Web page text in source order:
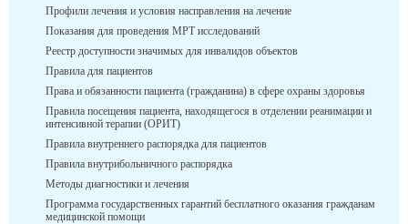
Профили лечения и условия насправления на лечение
Показания для проведения МРТ исследований
Реестр доступности значимых для инвалидов объектов
Правила для пациентов
Права и обязанности пациента (гражданина) в сфере охраны здоровья
Правила посещения пациента, находящегося в отделении реанимации и
интенсивной терапии (ОРИТ)
Правила внутреннего распорядка для пациентов
Правила внутрибольничного распорядка
Методы диагностики и лечения
Программа государственных гарантий бесплатного оказания гражданам
медицинской помощи